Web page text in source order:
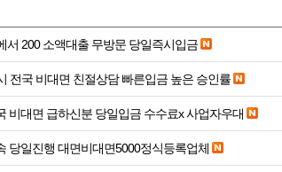
서 200 소액대출 무방문 당일즉시입금
전국 비대면 친절상담 빠른입금 높은 승인률
전국 비대면 급하신분 당일입금 수수료x 사업자우대
당일진행 대면비대면5000정식등록업체